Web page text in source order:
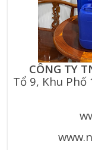
CÔNG TY
Tổ 9, Khu